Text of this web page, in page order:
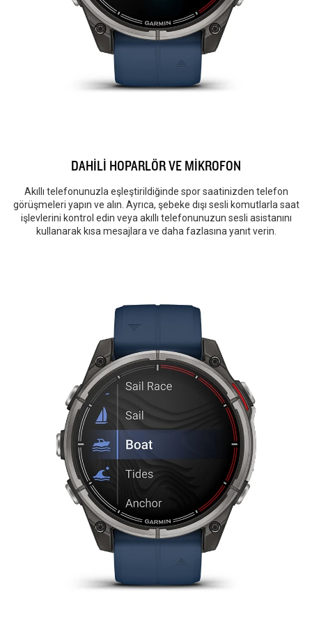
DAHİLİ HOPARLÖR VE MİKROFON
Akıllı telefonunuzla eşleştirildiğinde spor saatinizden telefon
görüşmeleri yapın ve alın. Ayrıca, şebeke dışı sesli komutlarla saat
işlevlerini kontrol edin veya akıllı telefonunuzun sesli asistanını
kullanarak kısa mesajlara ve daha fazlasına yanıt verin.